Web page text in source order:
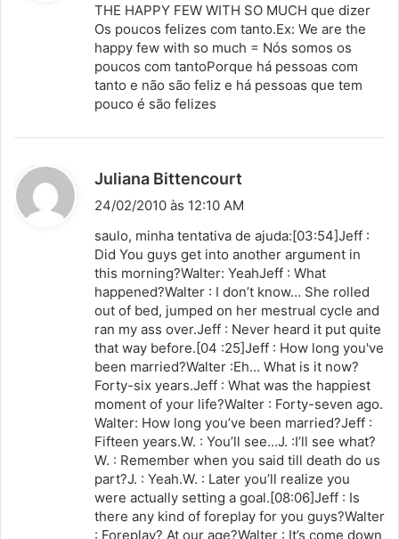
s
e
:
THE HAPPY FEW WITH SO MUCH que dizer
Os poucos felizes com tanto.Ex: We are the
happy few with so much = Nós somos os
poucos com tantoPorque há pessoas com
tanto e não são feliz e há pessoas que tem
pouco é são felizes
Juliana Bittencourt
i
s
e
:
24/02/2010 às 12:10 AM
saulo, minha tentativa de ajuda:[03:54]Jeff :
Did You guys get into another argument in
this morning?Walter: YeahJeff : What
happened?Walter : I don’t know… She rolled
out of bed, jumped on her mestrual cycle and
ran my ass over.Jeff : Never heard it put quite
that way before.[04 :25]Jeff : How long you've
been married?Walter :Eh… What is it now?
Forty-six years.Jeff : What was the happiest
moment of your life?Walter : Forty-seven ago.
Walter: How long you’ve been married?Jeff :
Fifteen years.W. : You’ll see…J. :I’ll see what?
W. : Remember when you said till death do us
part?J. : Yeah.W. : Later you’ll realize you
were actually setting a goal.[08:06]Jeff : Is
there any kind of foreplay for you guys?Walter
: Foreplay? At our age?Walter : It’s come down